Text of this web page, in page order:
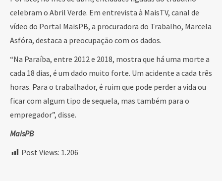
celebram o Abril Verde. Em entrevista à MaisTV, canal de
vídeo do Portal MaisPB, a procuradora do Trabalho, Marcela
Asfóra, destaca a preocupação com os dados.
“Na Paraíba, entre 2012 e 2018, mostra que há uma morte a
cada 18 dias, é um dado muito forte. Um acidente a cada três
horas. Para o trabalhador, é ruim que pode perder a vida ou
ficar com algum tipo de sequela, mas também para o
empregador”, disse.
MaisPB
Post Views: 1.206